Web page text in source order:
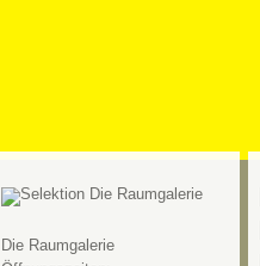
Die Raumgalerie